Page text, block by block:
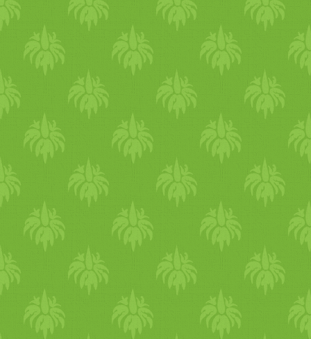
lévő nedveséget. Ha sok
nyálkát tapasztalsz, nagyon
ilyenkor a trikatu, ami 3
csípős gyógynövény
gyömbér
, feketebors és
hosszú bors - mindig tartok
belőle a jógastúdióban:) A
keserű gyógynövények jól
támogatják a máj tisztulását,